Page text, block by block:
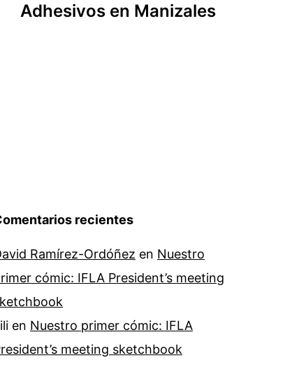
Adhesivos en Manizales
recientes
Ramírez-Ordóñez en Nuestro
cómic: IFLA President’s meeting
en Nuestro primer cómic: IFLA
meeting sketchbook